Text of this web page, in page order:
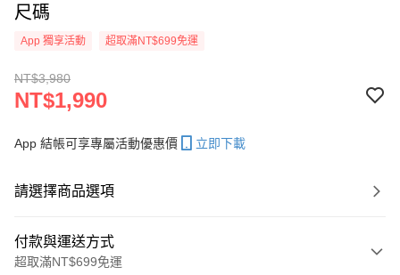
尺碼
App 獨享活動 超取滿NT$699免運
NT$3,980
NT$1,990
App 結帳可享專屬活動優惠價 立即下載
請選擇商品選項
付款與運送方式
超取滿NT$699免運